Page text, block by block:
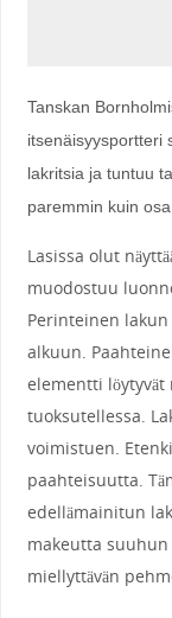
Tanskan
itsenäisyysportteri
lakritsia ja tuntuu
paremmin kuin
Lasissa olut
muodostuu
Perinteinen
alkuun.
elementti
tuoksutellessa.
voimistuen.
paahteisuutta.
edellämainitun
makeutta
miellyttävän